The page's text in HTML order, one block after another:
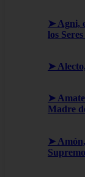
➤ Agni,
los
➤
➤
Madre
➤